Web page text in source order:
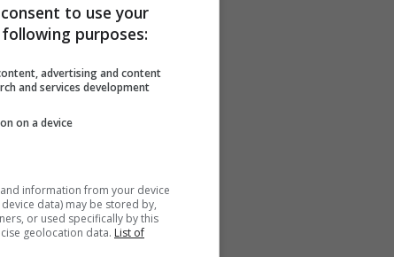
di Sergio Ramos
e chissà che non
esperienza ed
in vista del
to use your
purposes:
advertising and content
and services development
on a device
information from your device
data) may be stored by,
or used specifically by this
geolocation data. List of